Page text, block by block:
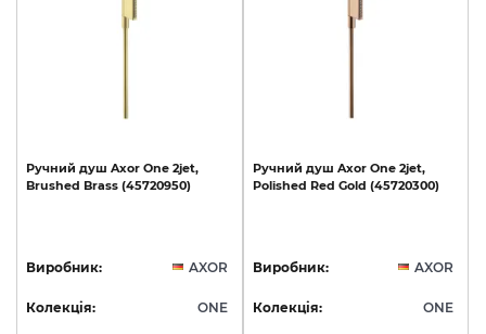
Ручний душ Axor One 2jet,
Brushed Brass (45720950)
Виробник: AXOR
Колекція: ONE
Ручний душ Axor One 2jet,
Polished Red Gold (45720300)
Виробник: AXOR
Колекція: ONE